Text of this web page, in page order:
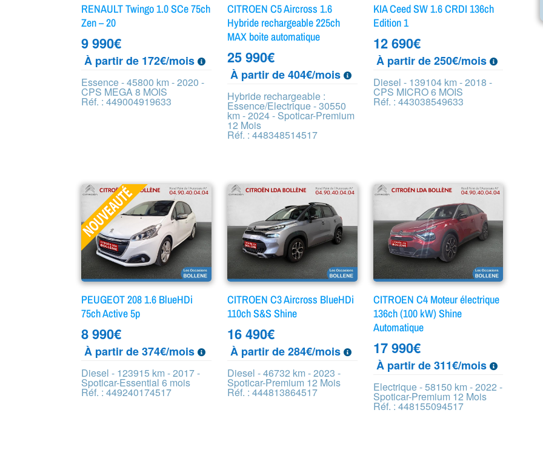
RENAULT Twingo 1.0 SCe 75ch
Zen – 20
9 990€
À partir de 172€/mois
Essence - 45800 km - 2020 -
CPS MEGA 8 MOIS
Réf. : 449004919633
CITROEN C5 Aircross 1.6
Hybride rechargeable 225ch
MAX boite automatique
25 990€
À partir de 404€/mois
Hybride rechargeable :
Essence/Electrique - 30550
km - 2024 - Spoticar-Premium
12 Mois
Réf. : 448348514517
KIA Ceed SW 1.6 CRDI 136ch
Edition 1
12 690€
À partir de 250€/mois
Diesel - 139104 km - 2018 -
CPS MICRO 6 MOIS
Réf. : 443038549633
PEUGEOT 208 1.6 BlueHDi
75ch Active 5p
8 990€
À partir de 374€/mois
Diesel - 123915 km - 2017 -
Spoticar-Essential 6 mois
Réf. : 449240174517
CITROEN C3 Aircross BlueHDi
110ch S&S Shine
16 490€
À partir de 284€/mois
Diesel - 46732 km - 2023 -
Spoticar-Premium 12 Mois
Réf. : 444813864517
CITROEN C4 Moteur électrique
136ch (100 kW) Shine
Automatique
17 990€
À partir de 311€/mois
Electrique - 58150 km - 2022 -
Spoticar-Premium 12 Mois
Réf. : 448155094517